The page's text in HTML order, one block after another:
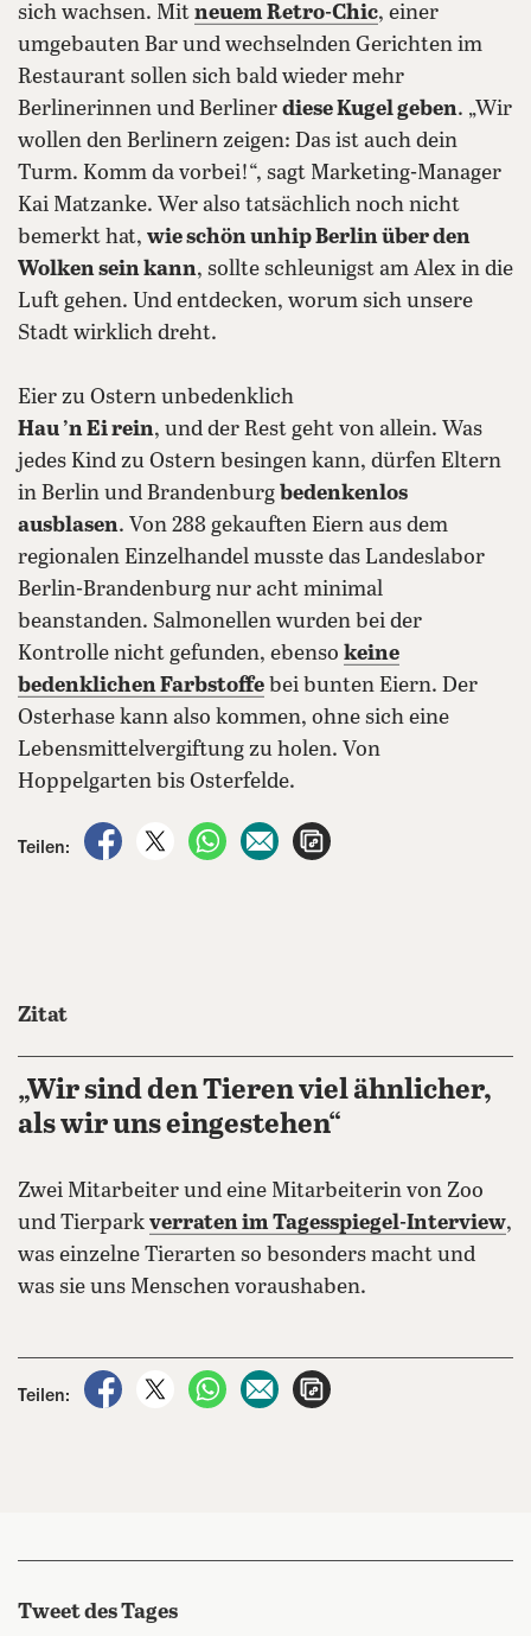
sich wachsen. Mit neuem Retro-Chic, einer
umgebauten Bar und wechselnden Gerichten im
Restaurant sollen sich bald wieder mehr
Berlinerinnen und Berliner diese Kugel geben. „Wir
wollen den Berlinern zeigen: Das ist auch dein
Turm. Komm da vorbei!“, sagt Marketing-Manager
Kai Matzanke. Wer also tatsächlich noch nicht
bemerkt hat, wie schön unhip Berlin über den
Wolken sein kann, sollte schleunigst am Alex in die
Luft gehen. Und entdecken, worum sich unsere
Stadt wirklich dreht.
Eier zu Ostern unbedenklich
Hau ’n Ei rein, und der Rest geht von allein. Was
jedes Kind zu Ostern besingen kann, dürfen Eltern
in Berlin und Brandenburg bedenkenlos
ausblasen. Von 288 gekauften Eiern aus dem
regionalen Einzelhandel musste das Landeslabor
Berlin-Brandenburg nur acht minimal
beanstanden. Salmonellen wurden bei der
Kontrolle nicht gefunden, ebenso keine
bedenklichen Farbstoffe bei bunten Eiern. Der
Osterhase kann also kommen, ohne sich eine
Lebensmittelvergiftung zu holen. Von
Hoppelgarten bis Osterfelde.
Teilen:
auf Facebook teilen
auf X teilenper WhatsApp teilen
per E-Mail teilen
Zitat
„Wir sind den Tieren viel ähnlicher,
als wir uns eingestehen“
Zwei Mitarbeiter und eine Mitarbeiterin von Zoo
und Tierpark verraten im Tagesspiegel-Interview,
was einzelne Tierarten so besonders macht und
was sie uns Menschen voraushaben.
Teilen:
auf Facebook teilen
auf X teilenper WhatsApp teilen
per E-Mail teilen
Tweet des Tages